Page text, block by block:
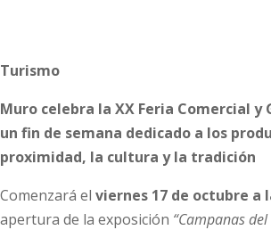
Turismo
Muro celebra la XX Feria Comercial y
un fin de semana dedicado a los
proximidad, la cultura y la tradición
Comenzará el viernes 17 de octubre a
apertura de la exposición “Campanas